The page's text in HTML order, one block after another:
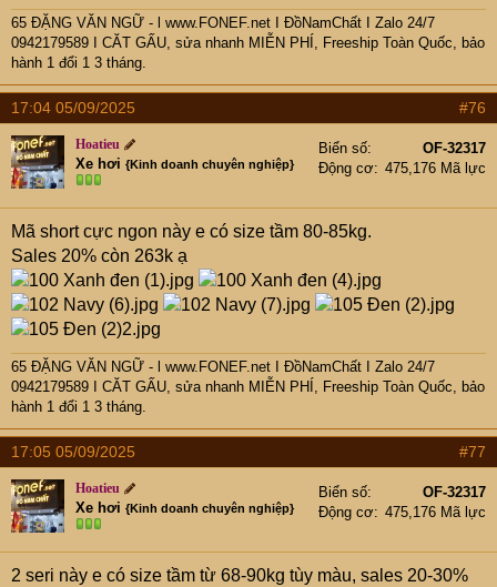
65 ĐẶNG VĂN NGỮ - l www.FONEF.net I ĐồNamChất I Zalo 24/7
0942179589 I CĂT GẤU, sửa nhanh MIỄN PHÍ, Freeship Toàn Quốc, bảo
hành 1 đổi 1 3 tháng.
17:04 05/09/2025 #76
Hoatieu
Xe hơi {Kinh doanh chuyên nghiệp}
Biển số
OF-32317
Động cơ
475,176 Mã lực
Mã short cực ngon này e có size tầm 80-85kg.
Sales 20% còn 263k ạ
65 ĐẶNG VĂN NGỮ - l www.FONEF.net I ĐồNamChất I Zalo 24/7
0942179589 I CĂT GẤU, sửa nhanh MIỄN PHÍ, Freeship Toàn Quốc, bảo
hành 1 đổi 1 3 tháng.
17:05 05/09/2025 #77
Hoatieu
Xe hơi {Kinh doanh chuyên nghiệp}
Biển số
OF-32317
Động cơ
475,176 Mã lực
2 seri này e có size tầm từ 68-90kg tùy màu, sales 20-30%